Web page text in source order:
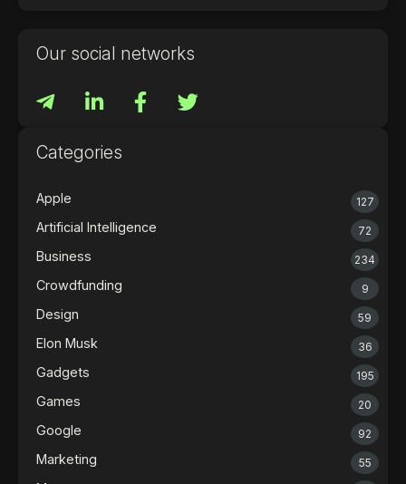
Our social networks
Categories
Apple 127
Artificial Intelligence 72
Business 234
Crowdfunding 9
Design 59
Elon Musk 36
Gadgets 195
Games 20
Google 92
Marketing 55